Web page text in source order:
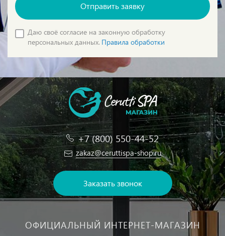
Отправить заявку
Даю своё согласие на законную обработку
персональных данных. Правила обработки
+7 (800) 550-44-52
zakaz@ceruttispa-shop.ru
Заказать звонок
ОФИЦИАЛЬНЫЙ ИНТЕРНЕТ-МАГАЗИН